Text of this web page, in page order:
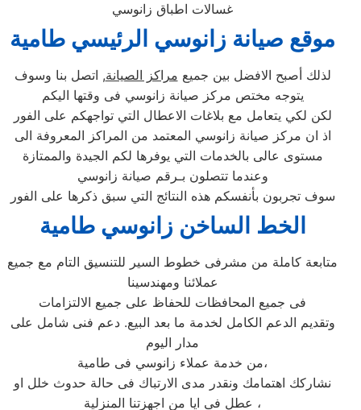
غسالات اطباق زانوسي
موقع صيانة زانوسي الرئيسي طامية
لذلك أصبح الافضل بين جميع مراكز الصيانة, اتصل بنا وسوف
يتوجه مختص مركز صيانة زانوسي فى وقتها اليكم
لكن لكي يتعامل مع بلاغات الاعطال التي تواجهكم على الفور
اذ ان مركز صيانة زانوسي المعتمد من المراكز المعروفة الى
مستوى عالى بالخدمات التي يوفرها لكم الجيدة والممتازة
وعندما تتصلون بـرقم صيانة زانوسي
سوف تجربون بأنفسكم هذه النتائج التي سبق ذكرها على الفور
الخط الساخن زانوسي طامية
متابعة كاملة من مشرفى خطوط السير للتنسيق التام مع جميع
عملائنا ومهندسينا
فى جميع المحافظات للحفاظ على جميع الالتزامات
وتقديم الدعم الكامل لخدمة ما بعد البيع. دعم فنى شامل على
مدار اليوم
من خدمة عملاء زانوسي فى طامية،
نشاركك اهتمامك ونقدر مدى الارتباك فى حالة حدوث خلل او
عطل فى ايا من اجهزتنا المنزلية ،